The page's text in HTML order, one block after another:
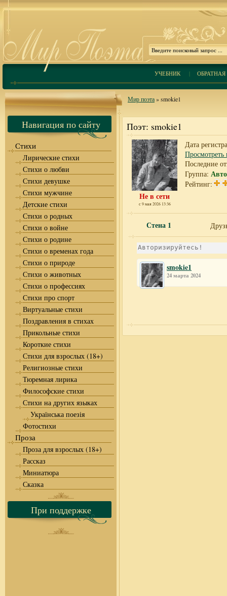
УЧЕБНИК| ОБРАТНАЯ
Навигация по сайту
Стихи
Лирические стихи
Стихи о любви
Стихи девушке
Стихи мужчине
Детские стихи
Стихи о родных
Стихи о войне
Стихи о родине
Стихи о временах года
Стихи о природе
Стихи о животных
Стихи о профессиях
Стихи про спорт
Виртуальные стихи
Поздравления в стихах
Прикольные стихи
Короткие стихи
Стихи для взрослых (18+)
Религиозные стихи
Тюремная лирика
Философские стихи
Стихи на других языках
Українська поезія
Фотостихи
Проза
Проза для взрослых (18+)
Рассказ
Миниатюра
Сказка
При поддержке
Мир поэта» smokie1
Поэт: smokie1
Не в сети
с 9 мая 2026 13:36
Дата
Последние
Группа:
Рейтинг:
Стена 1
smokie1
24 марта 2024